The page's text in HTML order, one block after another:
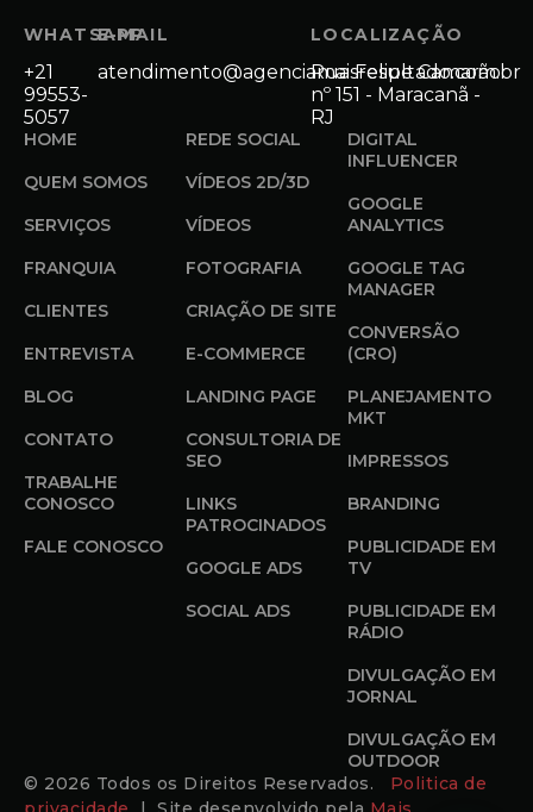
WHATSAPP
+21
99553-
5057
E-MAIL
atendimento@agenciamaisresultado.com.br
LOCALIZAÇÃO
Rua Felipe Camarão
nº 151 - Maracanã -
RJ
HOME
QUEM SOMOS
SERVIÇOS
FRANQUIA
CLIENTES
ENTREVISTA
BLOG
CONTATO
TRABALHE
CONOSCO
FALE CONOSCO
REDE SOCIAL
VÍDEOS 2D/3D
VÍDEOS
FOTOGRAFIA
CRIAÇÃO DE SITE
E-COMMERCE
LANDING PAGE
CONSULTORIA DE
SEO
LINKS
PATROCINADOS
GOOGLE ADS
SOCIAL ADS
DIGITAL
INFLUENCER
GOOGLE
ANALYTICS
GOOGLE TAG
MANAGER
CONVERSÃO
(CRO)
PLANEJAMENTO
MKT
IMPRESSOS
BRANDING
PUBLICIDADE EM
TV
PUBLICIDADE EM
RÁDIO
DIVULGAÇÃO EM
JORNAL
DIVULGAÇÃO EM
OUTDOOR
© 2026 Todos os Direitos Reservados. Politica de